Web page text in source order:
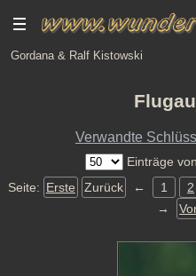
Gordana & Ralf Kistowski
Verwandte
Einträge
Seite: Erste Zurück ← 1 2
→